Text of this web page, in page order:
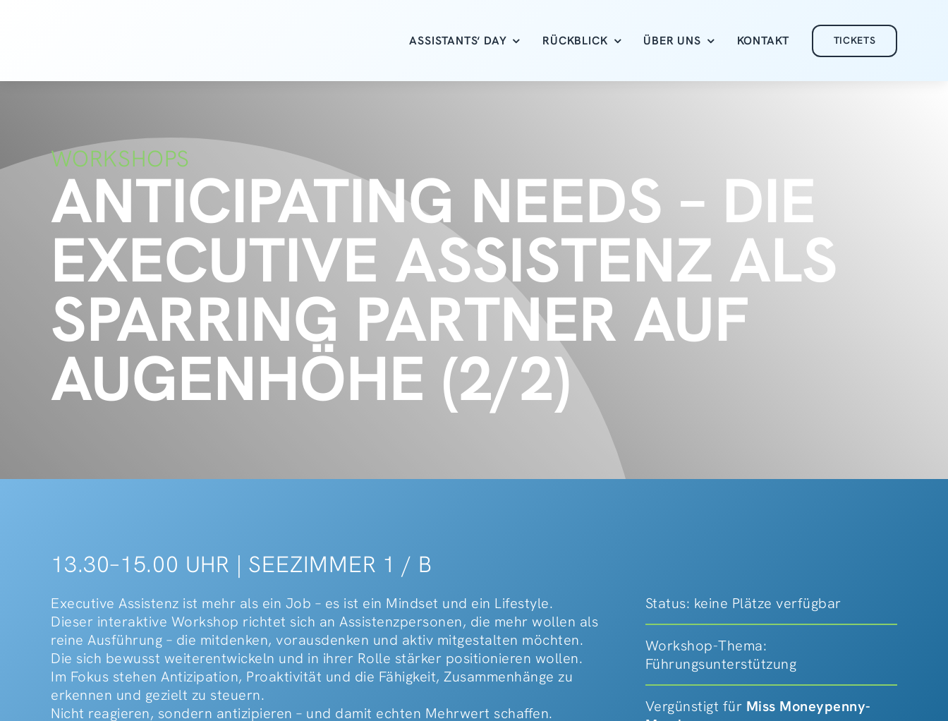
ASSISTANTS‘ DAY RÜCKBLICK ÜBER UNS KONTAKT TICKETS
WORKSHOPS
ANTICIPATING NEEDS – DIE
EXECUTIVE ASSISTENZ ALS
SPARRING PARTNER AUF
AUGENHÖHE (2/2)
13.30–15.00 UHR | SEEZIMMER 1 / B
Executive Assistenz ist mehr als ein Job – es ist ein Mindset und ein Lifestyle.
Dieser interaktive Workshop richtet sich an Assistenzpersonen, die mehr wollen als
reine Ausführung – die mitdenken, vorausdenken und aktiv mitgestalten möchten.
Die sich bewusst weiterentwickeln und in ihrer Rolle stärker positionieren wollen.
Im Fokus stehen Antizipation, Proaktivität und die Fähigkeit, Zusammenhänge zu
erkennen und gezielt zu steuern.
Nicht reagieren, sondern antizipieren – und damit echten Mehrwert schaffen.
Status: keine Plätze verfügbar
Workshop-Thema:
Führungsunterstützung
Vergünstigt für Miss Moneypenny-